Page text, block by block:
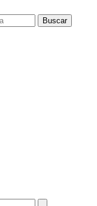
Buscar